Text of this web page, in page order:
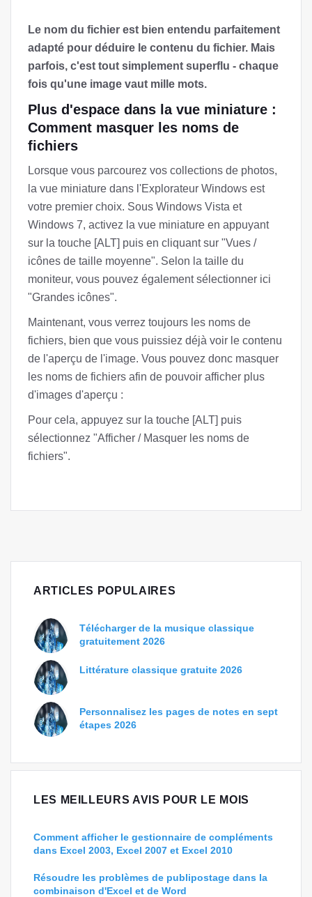
Le nom du fichier est bien entendu parfaitement
adapté pour déduire le contenu du fichier. Mais
parfois, c'est tout simplement superflu - chaque
fois qu'une image vaut mille mots.
Plus d'espace dans la vue miniature :
Comment masquer les noms de
fichiers
Lorsque vous parcourez vos collections de photos,
la vue miniature dans l'Explorateur Windows est
votre premier choix. Sous Windows Vista et
Windows 7, activez la vue miniature en appuyant
sur la touche [ALT] puis en cliquant sur "Vues /
icônes de taille moyenne". Selon la taille du
moniteur, vous pouvez également sélectionner ici
"Grandes icônes".
Maintenant, vous verrez toujours les noms de
fichiers, bien que vous puissiez déjà voir le contenu
de l'aperçu de l'image. Vous pouvez donc masquer
les noms de fichiers afin de pouvoir afficher plus
d'images d'aperçu :
Pour cela, appuyez sur la touche [ALT] puis
sélectionnez "Afficher / Masquer les noms de
fichiers".
ARTICLES POPULAIRES
Télécharger de la musique classique
gratuitement 2026
Littérature classique gratuite 2026
Personnalisez les pages de notes en sept
étapes 2026
LES MEILLEURS AVIS POUR LE MOIS
Comment afficher le gestionnaire de compléments
dans Excel 2003, Excel 2007 et Excel 2010
Résoudre les problèmes de publipostage dans la
combinaison d'Excel et de Word